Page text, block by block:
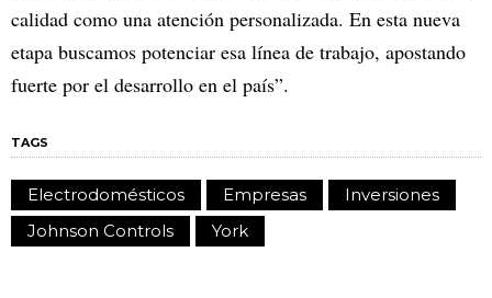
calidad como una atención personalizada. En esta nueva
etapa buscamos potenciar esa línea de trabajo, apostando
fuerte por el desarrollo en el país”.
TAGS
Electrodomésticos Empresas
Inversiones
Johnson Controls
York